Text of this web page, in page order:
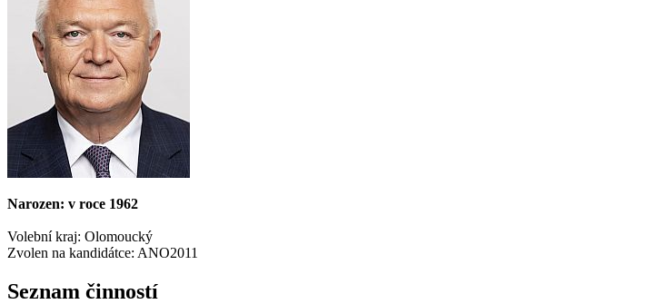
Narozen: v roce 1962
Volební kraj: Olomoucký
Zvolen na kandidátce: ANO2011
Seznam činností